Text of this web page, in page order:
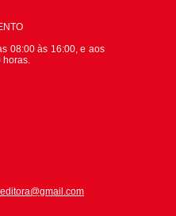
08:00 às 16:00, e aos
horas.